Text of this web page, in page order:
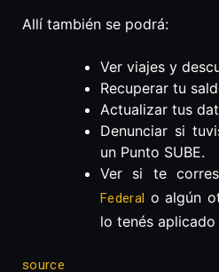
Allí también se podrá:
Ver viajes y
Recuperar tu
Actualizar tus
Denunciar si
un Punto SUBE.
Ver si te
Federal o algún
lo tenés aplicado
source